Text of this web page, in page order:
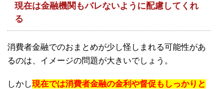
現在は金融機関もバレないように配慮してくれ
る
消費者金融でのおまとめが少し怪しまれる可能性があ
るのは、イメージの問題が大きいでしょう。
しかし現在では消費者金融の金利や督促もしっかりと